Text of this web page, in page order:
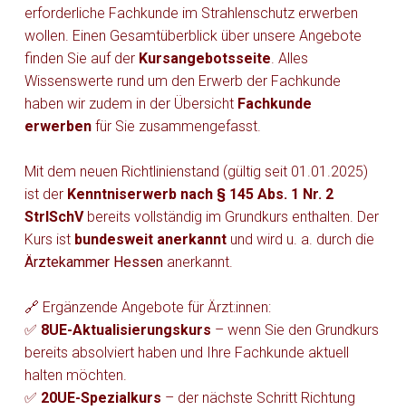
erforderliche Fachkunde im Strahlenschutz erwerben
wollen. Einen Gesamtüberblick über unsere Angebote
finden Sie auf der Kursangebotsseite . Alles
Wissenswerte rund um den Erwerb der Fachkunde
haben wir zudem in der Übersicht Fachkunde
erwerben für Sie zusammengefasst.
Mit dem neuen Richtlinienstand (gültig seit 01.01.2025)
ist der Kenntniserwerb nach § 145 Abs. 1 Nr. 2
StrlSchVbereits vollständig im Grundkurs enthalten. Der
Kurs ist bundesweit anerkannt und wird u. a. durch die
Ärztekammer Hessen anerkannt.
🔗 Ergänzende Angebote für Ärzt:innen:
✅ 8UE-Aktualisierungskurs – wenn Sie den Grundkurs
bereits absolviert haben und Ihre Fachkunde aktuell
halten möchten.
✅ 20UE-Spezialkurs – der nächste Schritt Richtung